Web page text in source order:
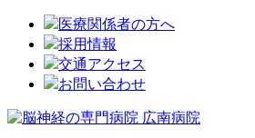
医療関係者の方へ
採用情報
交通アクセス
お問い合わせ